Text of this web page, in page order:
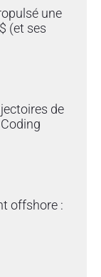
une
(et ses
de
offshore :